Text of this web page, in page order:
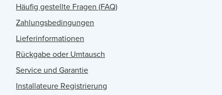
Häufig gestellte Fragen (FAQ)
Zahlungsbedingungen
Lieferinformationen
Rückgabe oder Umtausch
Service und Garantie
Installateure Registrierung